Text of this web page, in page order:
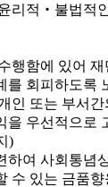
리적‧불법적
행함에 있어 재
를 회피하도록
인 또는 부서간
을 우선적으로
)
하여 사회통념
수 있는 금품향